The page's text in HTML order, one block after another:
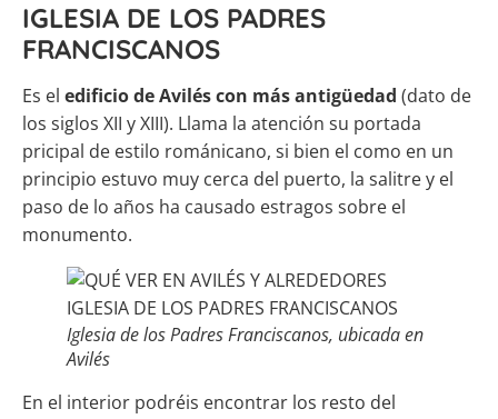
IGLESIA DE LOS PADRES
FRANCISCANOS
Es el edificio de Avilés con más antigüedad (dato de
los siglos XII y XIII). Llama la atención su portada
pricipal de estilo románicano, si bien el como en un
principio estuvo muy cerca del puerto, la salitre y el
paso de lo años ha causado estragos sobre el
monumento.
Iglesia de los Padres Franciscanos, ubicada en
Avilés
En el interior podréis encontrar los resto del